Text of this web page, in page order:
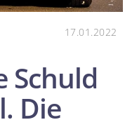
17.01.2022
Schuld
Die